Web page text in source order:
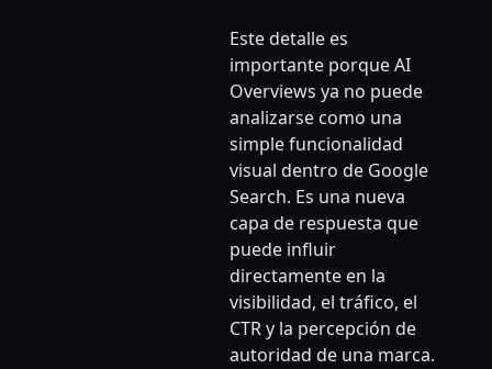
Este detalle es
importante porque AI
Overviews ya no puede
analizarse como una
simple funcionalidad
visual dentro de Google
Search. Es una nueva
capa de respuesta que
puede influir
directamente en la
visibilidad, el tráfico, el
CTR y la percepción de
autoridad de una marca.